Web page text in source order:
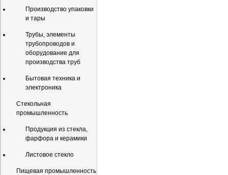
Производство упаковки
и тары
Трубы, элементы
трубопроводов и
оборудование для
производства труб
Бытовая техника и
электроника
Стекольная
промышленность
Продукция из стекла,
фарфора и керамики
Листовое стекло
Пищевая промышленность